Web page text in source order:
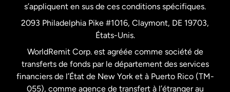
Pays-Bas
Royaume-Uni
Suède
s’appliquent en sus de ces conditions spécifiques.
2093 Philadelphia Pike #1016, Claymont, DE 19703,
États-Unis.
WorldRemit Corp. est agréée comme société de
transferts de fonds par le département des services
financiers de l’État de New York et à Puerto Rico (TM-
055), comme agence de transfert à l’étranger au